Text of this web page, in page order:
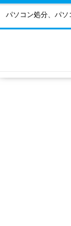
パソコン処分、パ